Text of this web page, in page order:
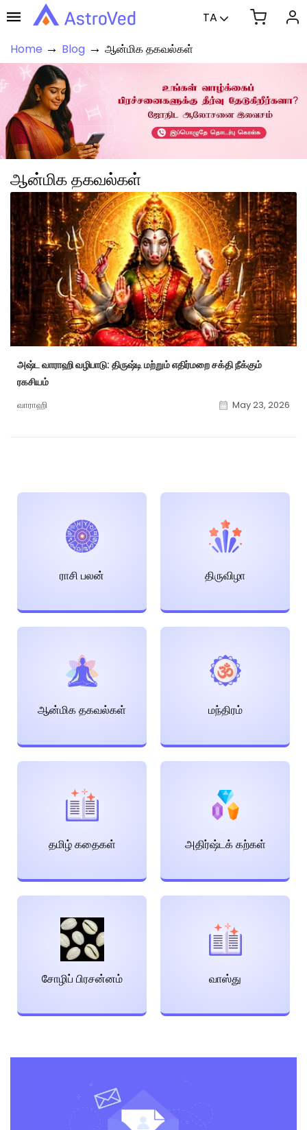
TA
Home → Blog → ஆன்மிக தகவல்கள்
ஆன்மிக தகவல்கள்
அஷ்ட வாராஹி வழிபாடு: திருஷ்டி மற்றும் எதிர்மறை சக்தி நீக்கும்
ரகசியம்
வாராஹி May 23, 2026
ராசி பலன் திருவிழா
ஆன்மிக தகவல்கள் மந்திரம்
தமிழ் கதைகள் அதிர்ஷ்டக் கற்கள்
சோழிப் பிரசன்னம் வாஸ்து